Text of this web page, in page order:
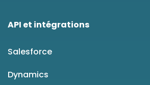
API et intégrations
Salesforce
Dynamics